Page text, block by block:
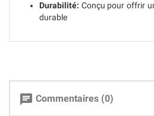
Durabilité: Conçu pour offrir
durable
chat Commentaires (0)